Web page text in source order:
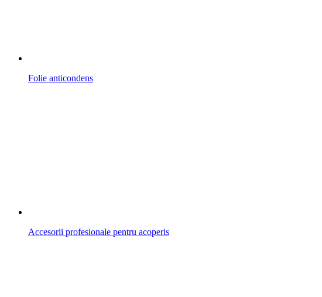
Folie anticondens
Accesorii profesionale pentru acoperis